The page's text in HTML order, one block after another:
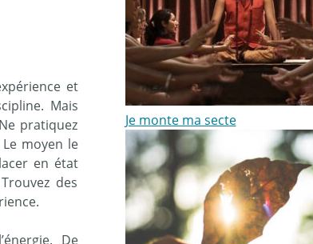
et
Mais
pratiquez
moyen le
en état
des
De
Je monte ma secte